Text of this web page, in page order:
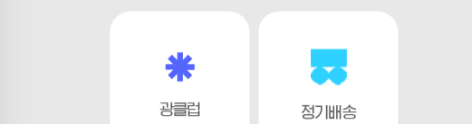
광클럽 정기배송